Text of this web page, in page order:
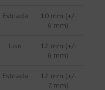
Estriada
10 mm (+/-
6 mm)
Liso
12 mm (+/-
6 mm)
Estriada
12 mm (+/-
7 mm)